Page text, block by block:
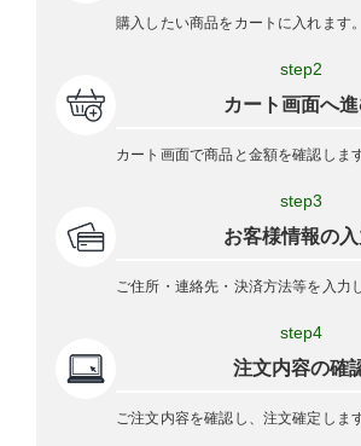
購入したい商品をカートに入れます。
step2
カート画面へ
カート画面で商品と金額を確認します
step3
お客様情報の
ご住所・連絡先・決済方法等を入力
step4
注文内容の確
ご注文内容を確認し、注文確定します